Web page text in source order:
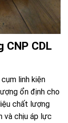
CDL
linh kiện
ổn định cho
chất lượng
và chịu áp lực